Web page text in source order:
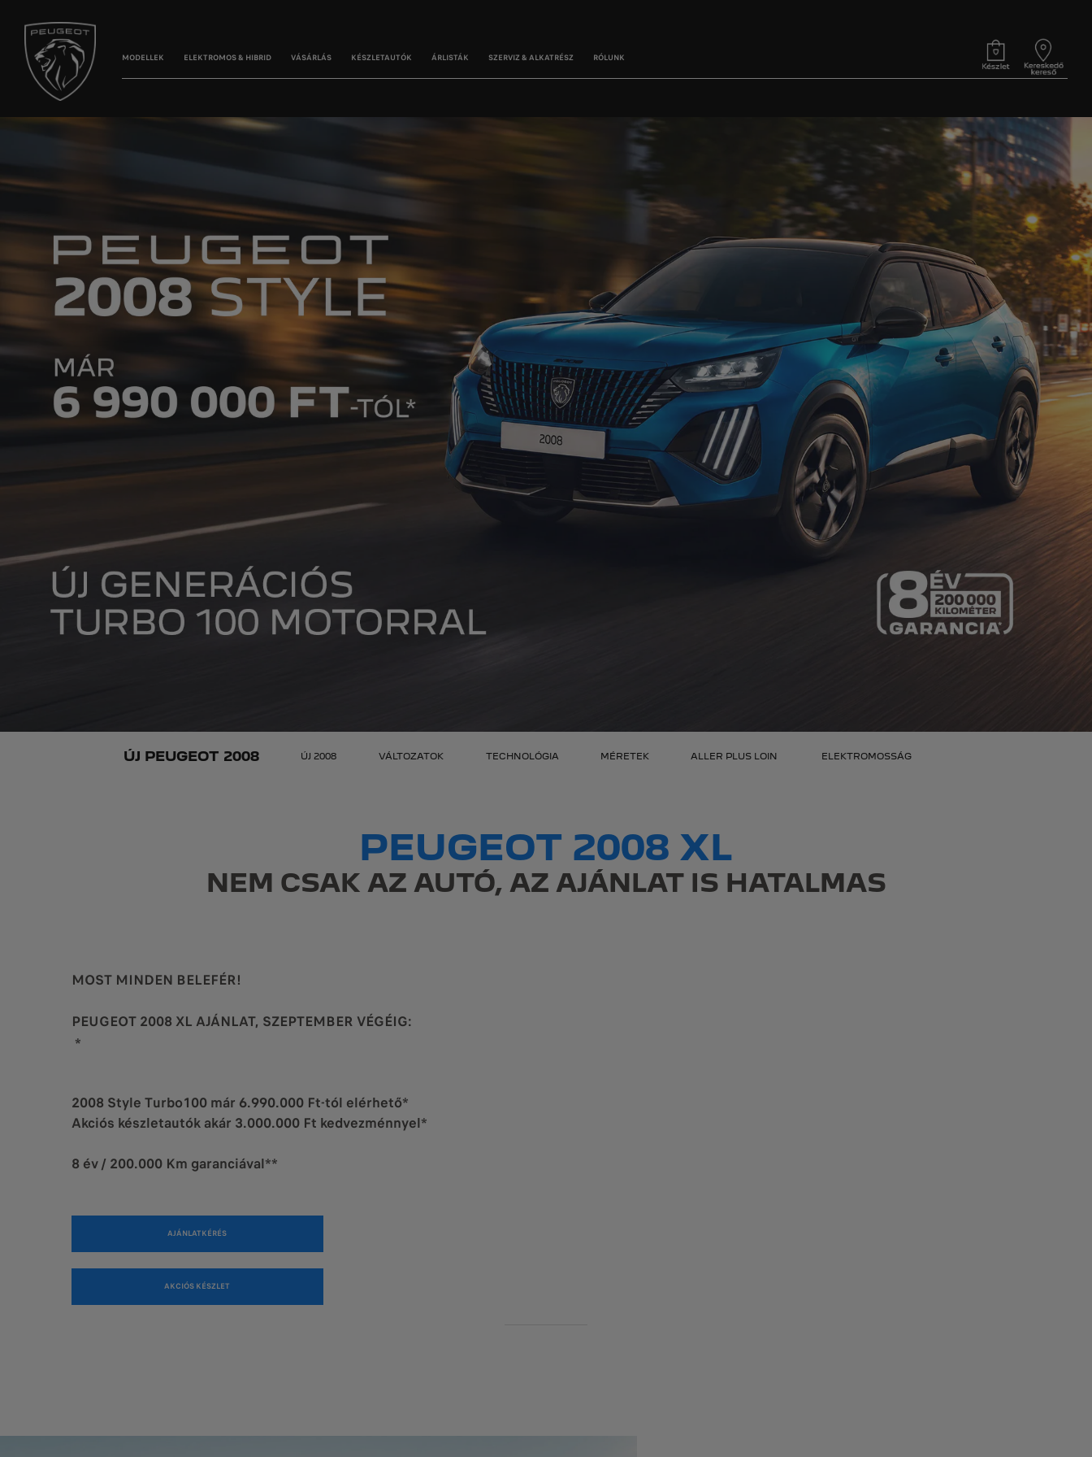
MODELLEK ELEKTROMOS & HIBRID VÁSÁRLÁS KÉSZLETAUTÓK ÁRLISTÁK SZERVIZ & ALKATRÉSZ RÓLUNK
ÚJ PEUGEOT 2008 ÚJ 2008 VÁLTOZATOK TECHNOLÓGIA MÉRETEK ALLER PLUS LOIN ELEKTROMOSSÁG
PEUGEOT 2008 XL
NEM CSAK AZ AUTÓ, AZ AJÁNLAT IS HATALMAS
MOST MINDEN BELEFÉR!
PEUGEOT 2008 XL AJÁNLAT, SZEPTEMBER VÉGÉIG:
*
2008 Style Turbo100 már 6.990.000 Ft-tól elérhető*
Akciós készletautók akár 3.000.000 Ft kedvezménnyel*
8 év / 200.000 Km garanciával**
AJÁNLATKÉRÉS
AKCIÓS KÉSZLET